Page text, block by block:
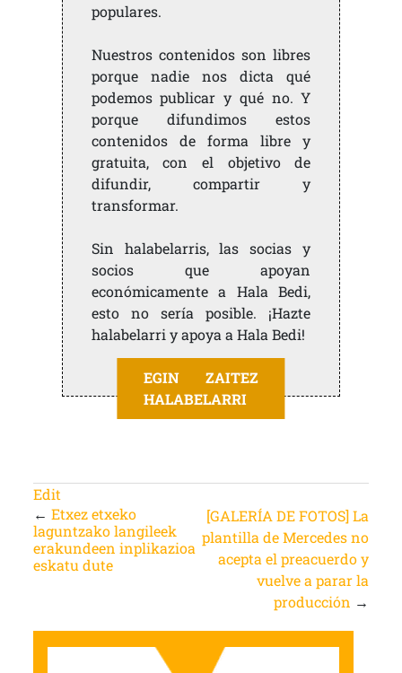
populares.
Nuestros contenidos son libres
porque nadie nos dicta qué
podemos publicar y qué no. Y
porque difundimos estos
contenidos de forma libre y
gratuita, con el objetivo de
difundir, compartir y
transformar.
Sin halabelarris, las socias y
socios que apoyan
económicamente a Hala Bedi,
esto no sería posible. ¡Hazte
halabelarri y apoya a Hala Bedi!
EGIN ZAITEZ
HALABELARRI
Edit
← Etxez etxeko
laguntzako langileek
erakundeen inplikazioa
eskatu dute
[GALERÍA DE FOTOS] La
plantilla de Mercedes no
acepta el preacuerdo y
vuelve a parar la
producción →